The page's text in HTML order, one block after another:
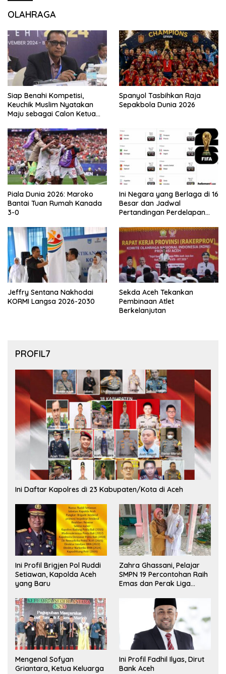
OLAHRAGA
Siap Benahi Kompetisi,
Keuchik Muslim Nyatakan
Maju sebagai Calon Ketua
Spanyol Tasbihkan Raja
Sepakbola Dunia 2026
Piala Dunia 2026: Maroko
Bantai Tuan Rumah Kanada
3-0
Ini Negara yang Berlaga di 16
Besar dan Jadwal
Pertandingan Perdelapan
Jeffry Sentana Nakhodai
KORMI Langsa 2026-2030
Sekda Aceh Tekankan
Pembinaan Atlet
Berkelanjutan
PROFIL7
Ini Daftar Kapolres di 23 Kabupaten/Kota di Aceh
Ini Profil Brigjen Pol Ruddi
Setiawan, Kapolda Aceh
yang Baru
Zahra Ghassani, Pelajar
SMPN 19 Percontohan Raih
Emas dan Perak Liga
Mengenal Sofyan
Griantara, Ketua Keluarga
Ini Profil Fadhil Ilyas, Dirut
Bank Aceh